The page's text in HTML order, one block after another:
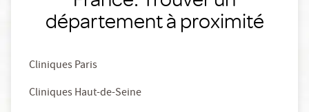
département à proximité
Cliniques Paris
Cliniques Haut-de-Seine